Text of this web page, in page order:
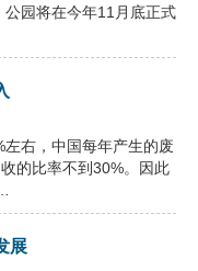
园将在今年11月底正式
右，中国每年产生的废
的比率不到30%。因此
展